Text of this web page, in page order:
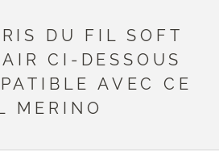
DU FIL SOFT
CI-DESSOUS
AVEC CE
MERINO